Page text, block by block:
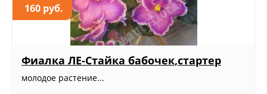
160 руб.
Фиалка ЛЕ-Стайка бабочек,стартер
молодое растение...